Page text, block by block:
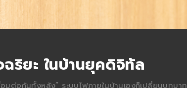
ริยะ ในบ้านยุคดิจิทัล
มต่อกันทั้งหลัง” ระบบไฟภายในบ้านเองก็เปลี่ยนบทบาท